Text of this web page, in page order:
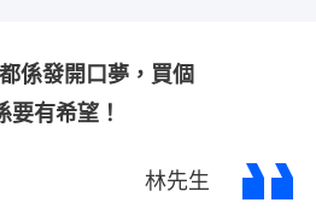
係發開口夢，買個
要有希望！
林先生